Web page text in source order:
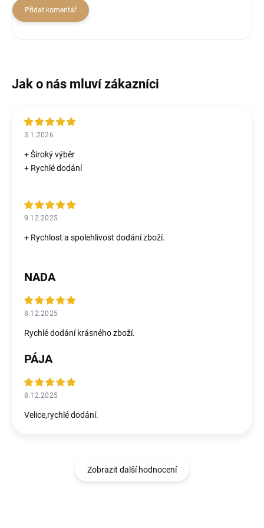
Přidat komentář
3.1.2026
+ Široký výběr
+ Rychlé dodání
9.12.2025
+ Rychlost a spolehlivost dodání zboží.
NADA
8.12.2025
Rychlé dodání krásného zboží.
PÁJA
8.12.2025
Velice,rychlé dodání.
Zobrazit další hodnocení